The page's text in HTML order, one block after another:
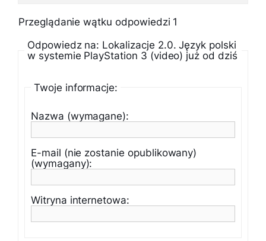
Przeglądanie wątku odpowiedzi 1
Odpowiedz na: Lokalizacje 2.0. Język polski
w systemie PlayStation 3 (video) już od dziś
Twoje informacje:
Nazwa (wymagane):
E-mail (nie zostanie opublikowany)
(wymagany):
Witryna internetowa: